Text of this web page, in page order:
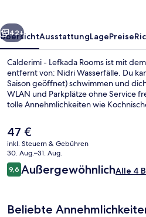
Weiter
42+
ÜbersichtAusstattungLagePreise
Calderimi - Lefkada Rooms ist mit
entfernt von: Nidri Wasserfälle. Du
Saison geöffnet) schwimmen und
WLAN und Parkplätze ohne Service
tolle Annehmlichkeiten wie
Der
aktuelle
Preis
beträgt
47 €.
47 €
inkl. Steuern & Gebühren
30. Aug.–31. Aug.
Bewertungen
9,69,6 von 10.
AußergewöhnlichAlle 4
Beliebte